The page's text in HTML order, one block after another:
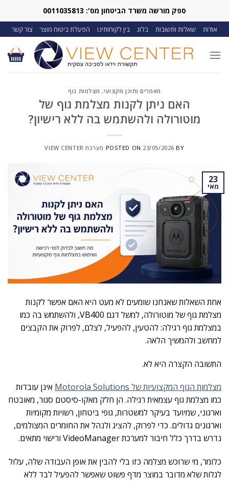
content
ספק מורשה משרד הביטחון מס': 0011035813
אודות שאלות ותשובות בלוג בין לקוחותינו הפעלת ביטוח מוצר צור קשר
מאמרים ותוכן מקצועי, מצלמות גוף
האם ניתן לקנות מצלמת גוף של
מוטורולה ולהשתמש בה ללא רישיון?
POSTED ON 23/05/2026 BY מערכת VIEW CENTER
23
מאי
אחת השאלות שאנחנו שומעים לא מעט היא האם אפשר לקנות
מצלמת גוף של מוטורולה, למשל דגם VB400, ולהשתמש בה כמו
במצלמת גוף רגילה: להטעין, להפעיל, לצלם, לפרוק את הקבצים
למחשב ולהמשיך הלאה.
התשובה הקצרה היא לא.
מצלמות הגוף המקצועיות של Motorola Solutions
אינן עובדות
כמו מצלמת גוף עצמאית רגילה. הן חלק מאקו-סיסטם סגור, מאובטח
וארגוני, שמיועד בעיקר למשטרות, גופי ביטחון, רשויות מקומיות
וארגונים גדולים. כדי לפרוק, להציג ולנהל את החומרים המצולמים,
נדרש בדרך כלל חיבור למערכת VideoManager ורישוי מתאים.
כלומר, מי שרוכש מצלמה כזו בלי להבין את אופן העבודה שלה, עלול
לגלות שלא מדובר במוצר מדף פשוט שאפשר להפעיל לבד ללא